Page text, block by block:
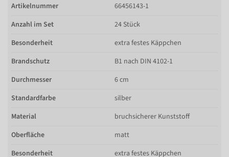
Artikelnummer
66456143-1
Anzahl im Set
24 Stück
Besonderheit
extra festes Käppchen
Brandschutz
B1 nach DIN 4102-1
Durchmesser
6 cm
Standardfarbe
silber
Material
bruchsicherer Kunststoff
Oberfläche
matt
Besonderheit
extra festes Käppchen